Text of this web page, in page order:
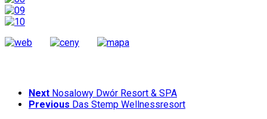
Next Nosalowy Dwór Resort & SPA
Previous Das Stemp Wellnessresort